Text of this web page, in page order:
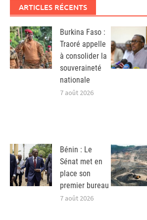
ARTICLES RÉCENTS
Burkina Faso :
Traoré appelle
à consolider la
souveraineté
nationale
7 août 2026
Bénin : Le
Sénat met en
place son
premier bureau
7 août 2026